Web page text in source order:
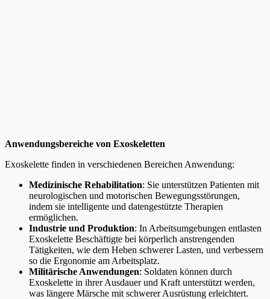
Anwendungsbereiche von Exoskeletten
Exoskelette finden in verschiedenen Bereichen Anwendung:
Medizinische Rehabilitation: Sie unterstützen Patienten mit
neurologischen und motorischen Bewegungsstörungen,
indem sie intelligente und datengestützte Therapien
ermöglichen.
Industrie und Produktion: In Arbeitsumgebungen entlasten
Exoskelette Beschäftigte bei körperlich anstrengenden
Tätigkeiten, wie dem Heben schwerer Lasten, und verbessern
so die Ergonomie am Arbeitsplatz.
Militärische Anwendungen: Soldaten können durch
Exoskelette in ihrer Ausdauer und Kraft unterstützt werden,
was längere Märsche mit schwerer Ausrüstung erleichtert.